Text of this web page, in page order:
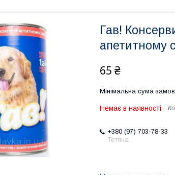
Гав!
апетитному
65 ₴
Мінімальна сума
Немає в наявності
+380 (97) 703-78-33
Тетяна